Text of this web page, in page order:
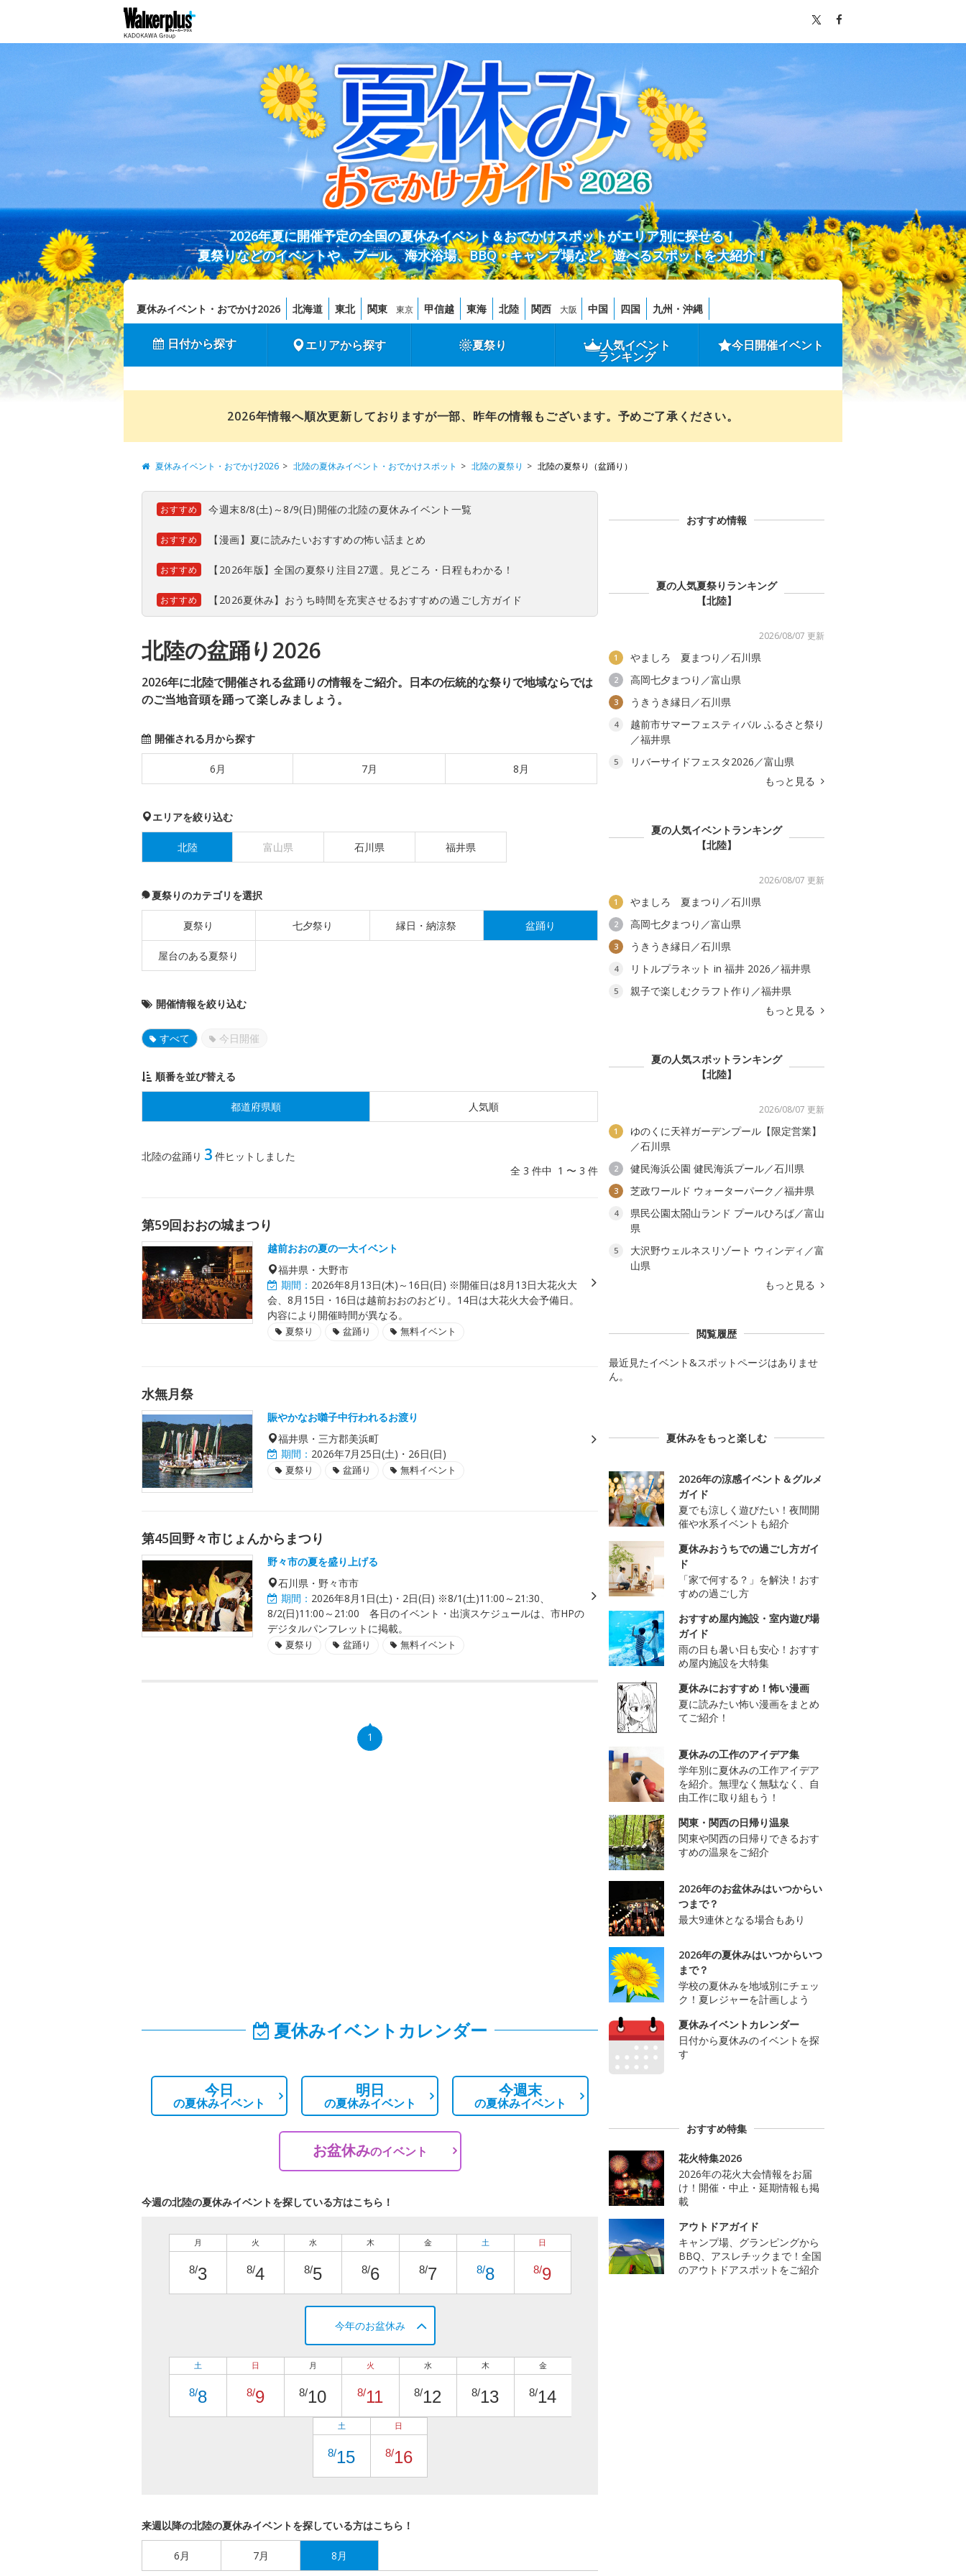
2026年夏に開催予定の全国の夏休みイベント＆おでかけスポットがエリア別に探せる！
夏祭りなどのイベントや、プール、海水浴場、BBQ・キャンプ場など、遊べるスポットを大紹介！
夏休みイベント・おでかけ2026 北海道 東北 関東 東京 甲信越 東海 北陸 関西 大阪 中国 四国 九州・沖縄
日付から探す エリアから探す 夏祭り 人気イベント
ランキング
今日開催イベント
2026年情報へ順次更新しておりますが一部、昨年の情報もございます。予めご了承ください。
夏休みイベント・おでかけ2026 北陸の夏休みイベント・おでかけスポット 北陸の夏祭り 北陸の夏祭り（盆踊り）
おすすめ 今週末8/8(土)～8/9(日)開催の北陸の夏休みイベント一覧
おすすめ 【漫画】夏に読みたいおすすめの怖い話まとめ
おすすめ 【2026年版】全国の夏祭り注目27選。見どころ・日程もわかる！
おすすめ 【2026夏休み】おうち時間を充実させるおすすめの過ごし方ガイド
北陸の盆踊り2026
2026年に北陸で開催される盆踊りの情報をご紹介。日本の伝統的な祭りで地域ならでは
のご当地音頭を踊って楽しみましょう。
開催される月から探す
6月 7月 8月
エリアを絞り込む
北陸 富山県 石川県 福井県
夏祭りのカテゴリを選択
夏祭り 七夕祭り 縁日・納涼祭 盆踊り
屋台のある夏祭り
開催情報を絞り込む
すべて 今日開催
順番を並び替える
都道府県順 人気順
北陸の盆踊り 3 件ヒットしました
全 3 件中 1 〜 3 件
第59回おおの城まつり
越前おおの夏の一大イベント
福井県・大野市
期間： 2026年8月13日(木)～16日(日) ※開催日は8月13日大花火大
会、8月15日・16日は越前おおのおどり。14日は大花火大会予備日。
内容により開催時間が異なる。
夏祭り 盆踊り 無料イベント
水無月祭
賑やかなお囃子中行われるお渡り
福井県・三方郡美浜町
期間： 2026年7月25日(土)・26日(日)
夏祭り 盆踊り 無料イベント
第45回野々市じょんからまつり
野々市の夏を盛り上げる
石川県・野々市市
期間： 2026年8月1日(土)・2日(日) ※8/1(土)11:00～21:30、
8/2(日)11:00～21:00 各日のイベント・出演スケジュールは、市HPの
デジタルパンフレットに掲載。
夏祭り 盆踊り 無料イベント
1
夏休みイベントカレンダー
今日
の夏休みイベント
明日
の夏休みイベント
今週末
の夏休みイベント
お盆休みのイベント
今週の北陸の夏休みイベントを探している方はこちら！
月
8/3
火
8/4
水
8/5
木
8/6
金
8/7
土
8/8
日
8/9
今年のお盆休み
土
8/8
日
8/9
月
8/10
火
8/11
水
8/12
木
8/13
金
8/14
土
8/15
日
8/16
来週以降の北陸の夏休みイベントを探している方はこちら！
6月 7月 8月
おすすめ情報
夏の人気夏祭りランキング
【北陸】
2026/08/07 更新
1 やましろ 夏まつり／石川県
2 高岡七夕まつり／富山県
3 うきうき縁日／石川県
4
越前市サマーフェスティバル ふるさと祭り
／福井県
5
リバーサイドフェスタ2026／富山県
もっと見る
夏の人気イベントランキング
【北陸】
2026/08/07 更新
1 やましろ 夏まつり／石川県
2 高岡七夕まつり／富山県
3 うきうき縁日／石川県
4 リトルプラネット in 福井 2026／福井県
5
親子で楽しむクラフト作り／福井県
もっと見る
夏の人気スポットランキング
【北陸】
2026/08/07 更新
1
ゆのくに天祥ガーデンプール【限定営業】
／石川県
2 健民海浜公園 健民海浜プール／石川県
3 芝政ワールド ウォーターパーク／福井県
4
県民公園太閤山ランド プールひろば／富山
県
5
大沢野ウェルネスリゾート ウィンディ／富
山県
もっと見る
閲覧履歴
最近見たイベント&スポットページはありませ
ん。
夏休みをもっと楽しむ
2026年の涼感イベント＆グルメ
ガイド
夏でも涼しく遊びたい！夜間開
催や水系イベントも紹介
夏休みおうちでの過ごし方ガイ
ド
「家で何する？」を解決！おす
すめの過ごし方
おすすめ屋内施設・室内遊び場
ガイド
雨の日も暑い日も安心！おすす
め屋内施設を大特集
夏休みにおすすめ！怖い漫画
夏に読みたい怖い漫画をまとめ
てご紹介！
夏休みの工作のアイデア集
学年別に夏休みの工作アイデア
を紹介。無理なく無駄なく、自
由工作に取り組もう！
関東・関西の日帰り温泉
関東や関西の日帰りできるおす
すめの温泉をご紹介
2026年のお盆休みはいつからい
つまで？
最大9連休となる場合もあり
2026年の夏休みはいつからいつ
まで？
学校の夏休みを地域別にチェッ
ク！夏レジャーを計画しよう
夏休みイベントカレンダー
日付から夏休みのイベントを探
す
おすすめ特集
花火特集2026
2026年の花火大会情報をお届
け！開催・中止・延期情報も掲
載
アウトドアガイド
キャンプ場、グランピングから
BBQ、アスレチックまで！全国
のアウトドアスポットをご紹介